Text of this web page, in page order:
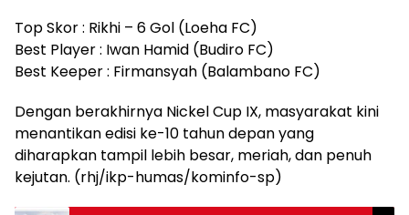
Top Skor : Rikhi – 6 Gol (Loeha FC)
Best Player : Iwan Hamid (Budiro FC)
Best Keeper : Firmansyah (Balambano FC)
Dengan berakhirnya Nickel Cup IX, masyarakat kini
menantikan edisi ke-10 tahun depan yang
diharapkan tampil lebih besar, meriah, dan penuh
kejutan. (rhj/ikp-humas/kominfo-sp)